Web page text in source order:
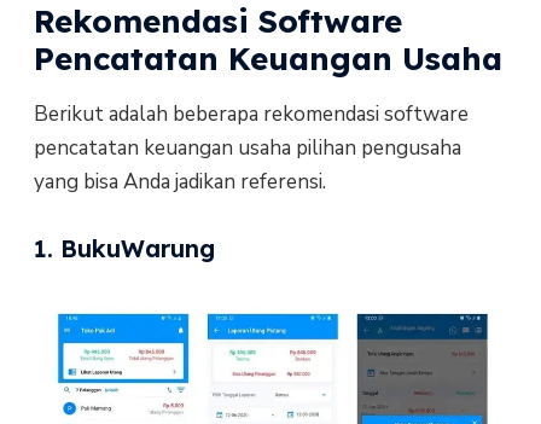
Rekomendasi Software
Pencatatan Keuangan Usaha
Berikut adalah beberapa rekomendasi software
pencatatan keuangan usaha pilihan pengusaha
yang bisa Anda jadikan referensi.
1. BukuWarung